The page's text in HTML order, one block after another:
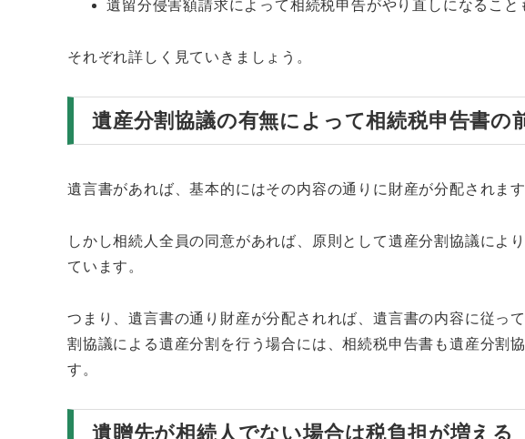
遺留分侵害額請求によって相続税申告がやり直しになること
それぞれ詳しく見ていきましょう。
遺産分割協議の有無によって相続税申告書の
遺言書があれば、基本的にはその内容の通りに財産が分配されます
しかし相続人全員の同意があれば、原則として遺産分割協議によ
ています。
つまり、遺言書の通り財産が分配されれば、遺言書の内容に従っ
割協議による遺産分割を行う場合には、相続税申告書も遺産分割
す。
遺贈先が相続人でない場合は税負担が増える